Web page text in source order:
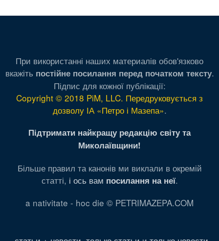
При використанні наших материалів обов'язково
вкажіть постійне посилання перед початком тексту.
Підпис для кожної публікації:
Copyright © 2018 PiM, LLC. Передруковується з
дозволу ІА «Петро і Мазепа».
Підтримати найкращу редакцію світу та
Миколаївщини!
Більше правил та канонів ми виклали в окремій
статті, і ось вам посилання на неї.
a nativitate - hoc die © PETRIMAZEPA.COM